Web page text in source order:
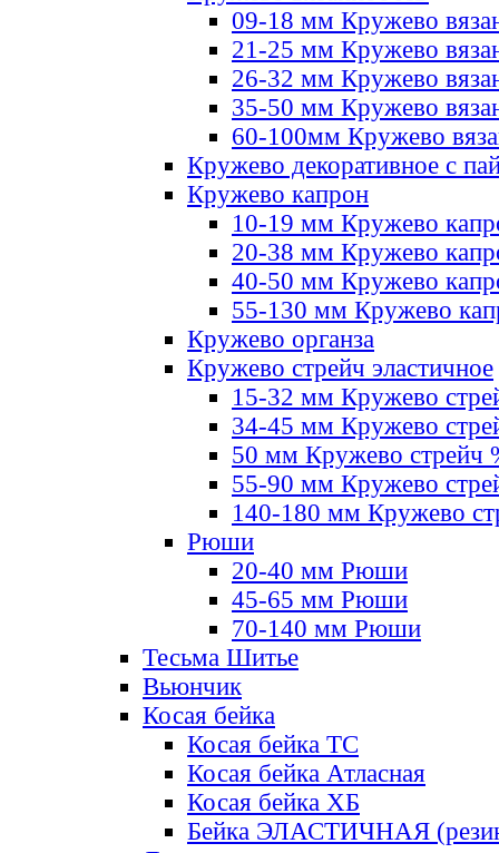
09-18 мм Кружево
21-25 мм Кружево
26-32 мм Кружево
35-50 мм Кружево
60-100мм Кружево
Кружево декоративное с
Кружево капрон
10-19 мм Кружево
20-38 мм Кружево
40-50 мм Кружево
55-130 мм Кружево
Кружево органза
Кружево стрейч эластичное
15-32 мм Кружево
34-45 мм Кружево
50 мм Кружево стрейч
55-90 мм Кружево
140-180 мм Кружево
Рюши
20-40 мм Рюши
45-65 мм Рюши
70-140 мм Рюши
Тесьма Шитье
Вьюнчик
Косая бейка
Косая бейка ТС
Косая бейка Атласная
Косая бейка ХБ
Бейка ЭЛАСТИЧНАЯ